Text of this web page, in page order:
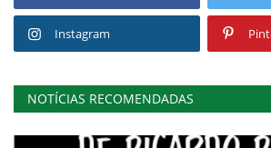
Instagram
NOTÍCIAS RECOMENDADAS